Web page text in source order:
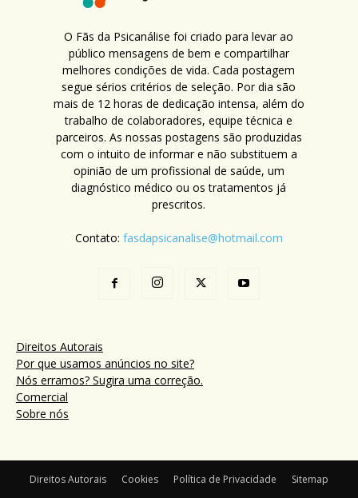
O Fãs da Psicanálise foi criado para levar ao
público mensagens de bem e compartilhar
melhores condições de vida. Cada postagem
segue sérios critérios de seleção. Por dia são
mais de 12 horas de dedicação intensa, além do
trabalho de colaboradores, equipe técnica e
parceiros. As nossas postagens são produzidas
com o intuito de informar e não substituem a
opinião de um profissional de saúde, um
diagnóstico médico ou os tratamentos já
prescritos.
Contato: fasdapsicanalise@hotmail.com
Direitos Autorais
Por que usamos anúncios no site?
Nós erramos? Sugira uma correção.
Comercial
Sobre nós
Direitos Autorais Cookies Política de Privacidade Sitemap